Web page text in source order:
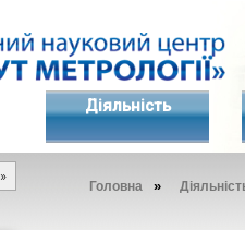
Діяльність
Головна »